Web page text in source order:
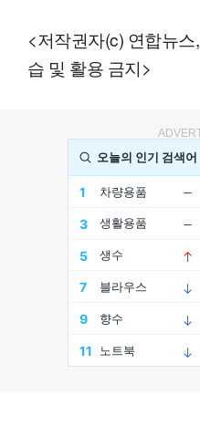
<저작권자(c) 연합뉴
습 및 활용 금지>